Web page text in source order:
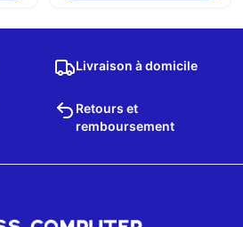
Livraison à domicile
Retours et
remboursement